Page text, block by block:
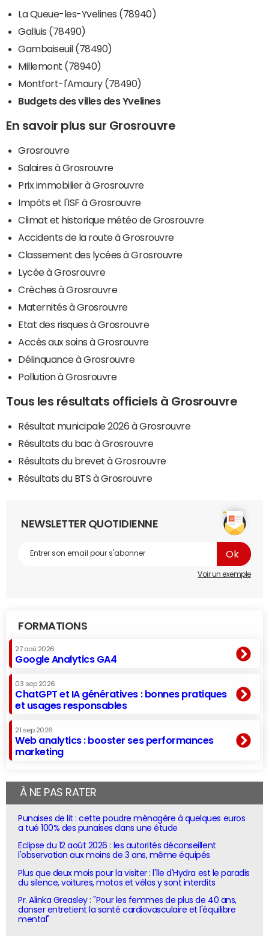
La Queue-les-Yvelines (78940)
Galluis (78490)
Gambaiseuil (78490)
Millemont (78940)
Montfort-l'Amaury (78490)
Budgets des villes des Yvelines
En savoir plus sur Grosrouvre
Grosrouvre
Salaires à Grosrouvre
Prix immobilier à Grosrouvre
Impôts et l'ISF à Grosrouvre
Climat et historique météo de Grosrouvre
Accidents de la route à Grosrouvre
Classement des lycées à Grosrouvre
Lycée à Grosrouvre
Crèches à Grosrouvre
Maternités à Grosrouvre
Etat des risques à Grosrouvre
Accès aux soins à Grosrouvre
Délinquance à Grosrouvre
Pollution à Grosrouvre
Tous les résultats officiels à Grosrouvre
Résultat municipale 2026 à Grosrouvre
Résultats du bac à Grosrouvre
Résultats du brevet à Grosrouvre
Résultats du BTS à Grosrouvre
NEWSLETTER QUOTIDIENNE
Voir un exemple
FORMATIONS
27 aoû 2026
Google Analytics GA4
03 sep 2026
ChatGPT et IA génératives : bonnes pratiques
et usages responsables
21 sep 2026
Web analytics : booster ses performances
marketing
À NE PAS RATER
Punaises de lit : cette poudre ménagère à quelques euros
a tué 100% des punaises dans une étude
Eclipse du 12 août 2026 : les autorités déconseillent
l'observation aux moins de 3 ans, même équipés
Plus que deux mois pour la visiter : l'île d'Hydra est le paradis
du silence, voitures, motos et vélos y sont interdits
Pr. Alinka Greasley : "Pour les femmes de plus de 40 ans,
danser entretient la santé cardiovasculaire et l'équilibre
mental"